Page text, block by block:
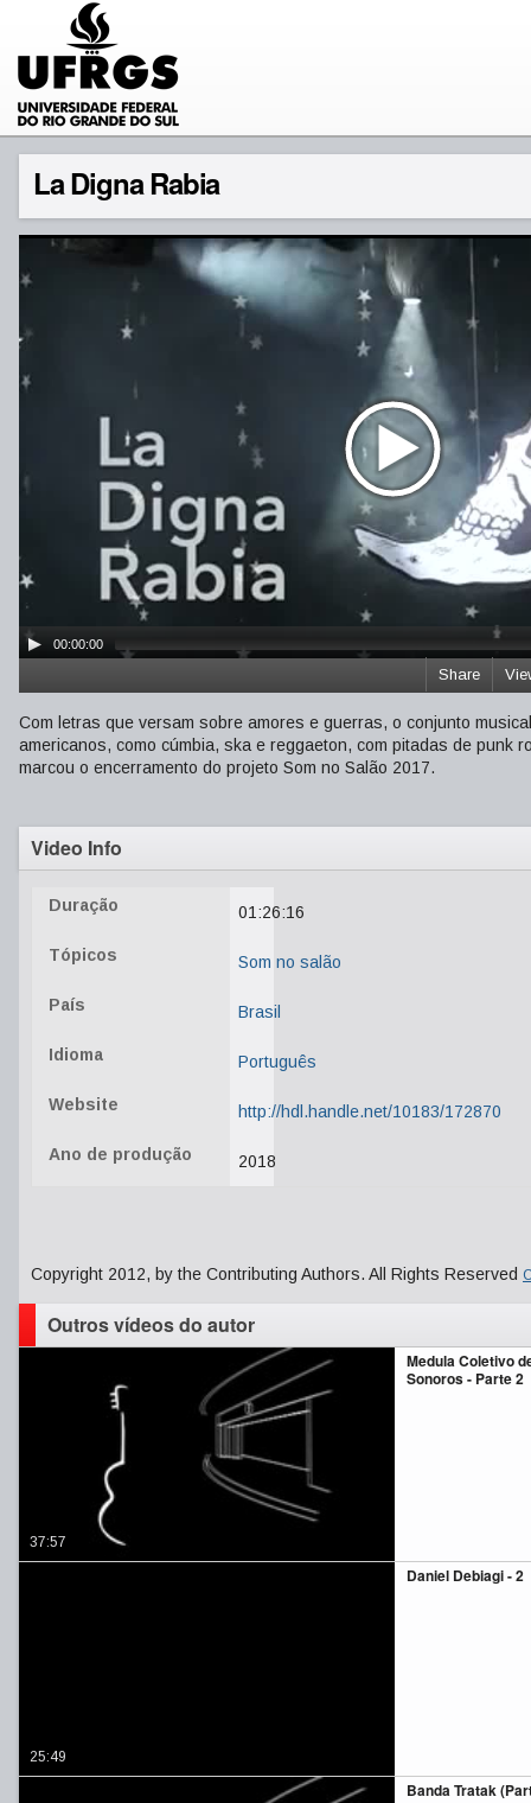
La Digna Rabia
00:00:00
Share
Com letras que versam sobre amores e guerras, o conjunto
americanos, como cúmbia, ska e reggaeton, com pitadas de punk
marcou o encerramento do projeto Som no Salão 2017.
Video Info
Duração 01:26:16
Tópicos Som no salão
País Brasil
Idioma Português
Website http://hdl.handle.net/10183/172870
Ano de produção 2018
Copyright 2012, by the Contributing Authors. All Rights Reserved
Outros vídeos do autor
Medula Coletivo
Sonoros - Parte 2
37:57
Daniel Debiagi - 2
25:49
Banda Tratak